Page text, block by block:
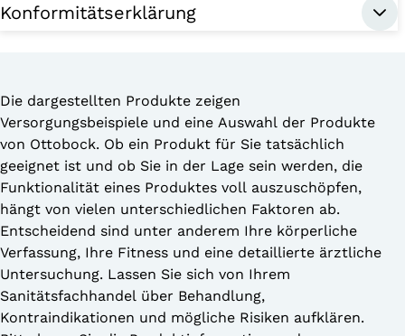
Konformitätserklärung
Die dargestellten Produkte zeigen
Versorgungsbeispiele und eine Auswahl der Produkte
von Ottobock. Ob ein Produkt für Sie tatsächlich
geeignet ist und ob Sie in der Lage sein werden, die
Funktionalität eines Produktes voll auszuschöpfen,
hängt von vielen unterschiedlichen Faktoren ab.
Entscheidend sind unter anderem Ihre körperliche
Verfassung, Ihre Fitness und eine detaillierte ärztliche
Untersuchung. Lassen Sie sich von Ihrem
Sanitätsfachhandel über Behandlung,
Kontraindikationen und mögliche Risiken aufklären.